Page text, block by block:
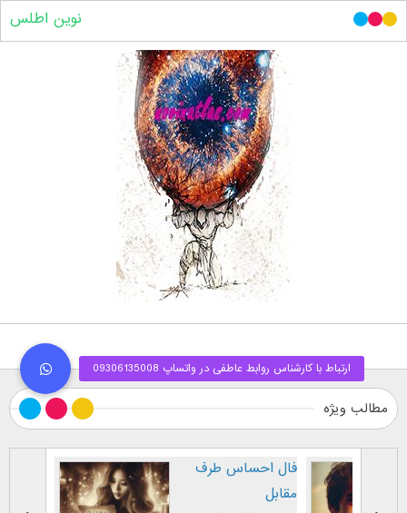
نوین اطلس
مطالب ویژه
طرز نگاه پسر عاشق (
بر اساس [...]